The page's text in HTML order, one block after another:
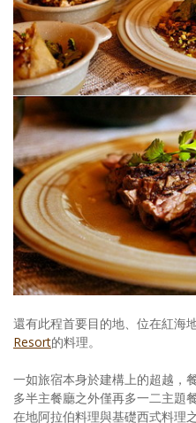
還有此程首要目的地、位在紅海
Resort的料理。
一如旅宿本身於建構上的超越，
多半主餐廳之外僅再多一二主題
在地阿拉伯料理與基礎西式料理